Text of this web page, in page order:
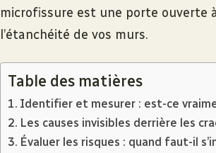
microfissure est une porte ouverte
l’étanchéité de vos murs.
Table des matières
Identifier et mesurer : est-ce
Les causes invisibles derrière les
Évaluer les risques : quand faut-il